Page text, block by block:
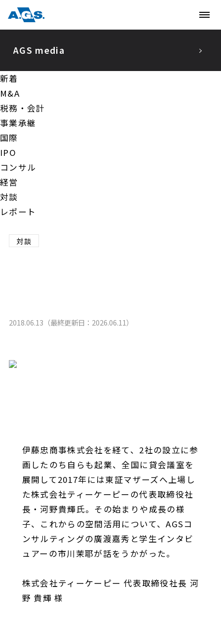
AGS media
M&A
国際
コンサル
経営
新着
M&A
税務・会計
事業承継
国際
IPO
コンサル
経営
対談
レポート
対談
2018.06.13（最終更新日：2026.06.11）
伊藤忠商事株式会社を経て、2社の設立に参
画したのち自らも起業、全国に貸会議室を
展開して2017年には東証マザーズへ上場し
た株式会社ティーケーピーの代表取締役社
長・河野貴輝氏。その始まりや成長の様
子、これからの空間活用について、AGSコ
ンサルティングの廣渡嘉秀と学生インタビ
ュアーの市川茉耶が話をうかがった。
株式会社ティーケーピー 代表取締役社長 河
野 貴輝 様